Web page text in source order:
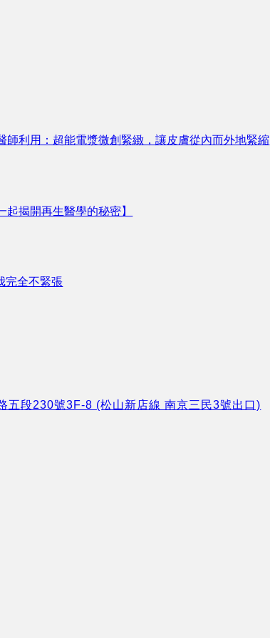
師利用：超能電漿微創緊緻，讓皮膚從內而外地緊縮
起揭開再生醫學的秘密】
完全不緊張
五段230號3F-8 (松山新店線 南京三民3號出口)